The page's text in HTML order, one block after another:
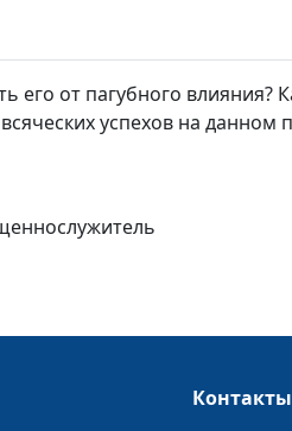
Традиционная семья
его от пагубного влияния?
успехов на
Контакты